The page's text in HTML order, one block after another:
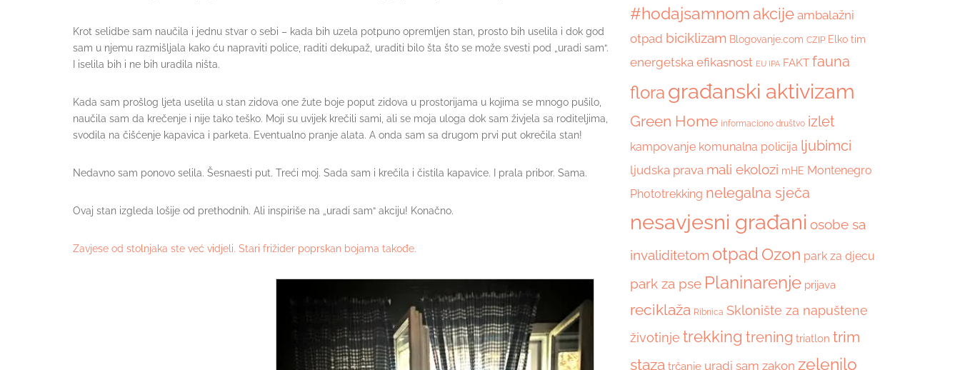
Krot selidbe sam naučila i jednu stvar o sebi – kada bih uzela potpuno opremljen stan, prosto bih uselila i dok god
sam u njemu razmišljala kako ću napraviti police, raditi dekupaž, uraditi bilo šta što se može svesti pod „uradi sam“.
I iselila bih i ne bih uradila ništa.
Kada sam prošlog ljeta uselila u stan zidova one žute boje poput zidova u prostorijama u kojima se mnogo pušilo,
naučila sam da krečenje i nije tako teško. Moji su uvijek krečili sami, ali se moja uloga dok sam živjela sa roditeljima,
svodila na čišćenje kapavica i parketa. Eventualno pranje alata. A onda sam sa drugom prvi put okrečila stan!
Nedavno sam ponovo selila. Šesnaesti put. Treći moj. Sada sam i krečila i čistila kapavice. I prala pribor. Sama.
Ovaj stan izgleda lošije od prethodnih. Ali inspiriše na „uradi sam“ akciju! Konačno.
Zavjese od stolnjaka ste već vidjeli. Stari frižider poprskan bojama takođe.
#hodajsamnom akcije ambalažni
otpad biciklizam Blogovanje.com CZIP Elko tim
energetska efikasnost EU IPA FAKT fauna
flora građanski aktivizam
Green Home informaciono društvo izlet
kampovanje komunalna policija ljubimci
ljudska prava mali ekolozi mHE Montenegro
Phototrekking nelegalna sječa
nesavjesni građani osobe sa
invaliditetom otpad Ozon park za djecu
park za pse Planinarenje prijava
reciklaža Ribnica Sklonište za napuštene
životinje trekking trening triatlon trim
staza trčanje uradi sam zakon zelenilo